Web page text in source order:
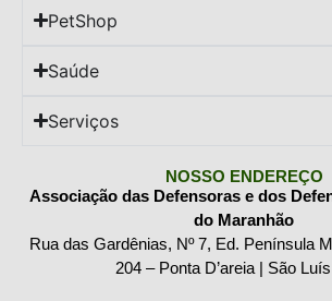
PetShop
Saúde
Serviços
NOSSO ENDEREÇO
Associação das Defensoras e dos
do Maranhão
Rua das Gardênias, Nº 7, Ed. Península
204 – Ponta D’areia | São